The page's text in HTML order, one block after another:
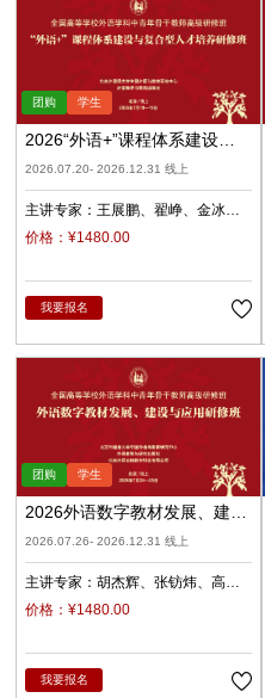
2026“外语+”课程体系建设与
复合型人才培养（录播）
2026.07.20- 2026.12.31 线上
主讲专家：王展鹏 翟峥
金冰
张清
杨天娲
价格：¥1480.00
我要报名
2026外语数字教材发展、建设
与应用（录播）
2026.07.26- 2026.12.31 线上
主讲专家：胡杰辉 张钫炜
高
原
陈静 陈琛
价格：¥1480.00
我要报名